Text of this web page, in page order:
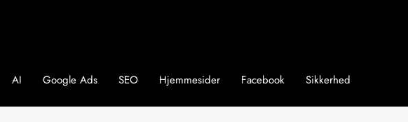
AI Google Ads SEO Hjemmesider Facebook Sikkerhed